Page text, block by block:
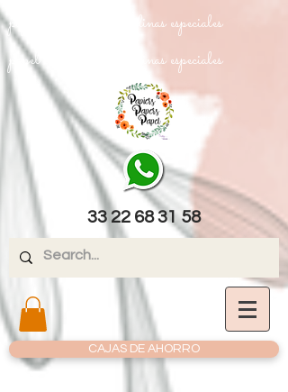
papel texturizado cartulinas especiales
papel texturizado cartulinas especiales
33 22 68 31 58
CAJAS DE AHORRO